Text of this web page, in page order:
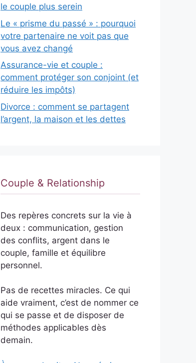
le couple plus serein
Le « prisme du passé » : pourquoi
votre partenaire ne voit pas que
vous avez changé
Assurance-vie et couple :
comment protéger son conjoint (et
réduire les impôts)
Divorce : comment se partagent
l’argent, la maison et les dettes
Couple & Relationship
Des repères concrets sur la vie à
deux : communication, gestion
des conflits, argent dans le
couple, famille et équilibre
personnel.
Pas de recettes miracles. Ce qui
aide vraiment, c’est de nommer ce
qui se passe et de disposer de
méthodes applicables dès
demain.